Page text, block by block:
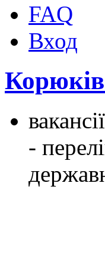
FAQ
Вход
-